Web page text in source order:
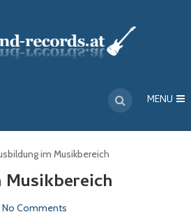
MENU
im Musikbereich
No Comments